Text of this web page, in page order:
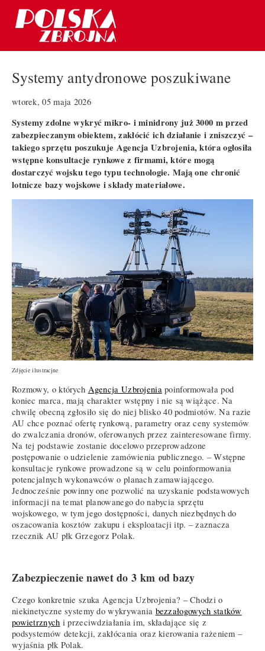
Systemy antydronowe poszukiwane
wtorek, 05 maja 2026
Systemy zdolne wykryć mikro- i minidrony już 3000 m przed
zabezpieczanym obiektem, zakłócić ich działanie i zniszczyć –
takiego sprzętu poszukuje Agencja Uzbrojenia, która ogłosiła
wstępne konsultacje rynkowe z firmami, które mogą
dostarczyć wojsku tego typu technologie. Mają one chronić
lotnicze bazy wojskowe i składy materiałowe.
Zdjęcie ilustracjne
Rozmowy, o których Agencja Uzbrojenia poinformowała pod
koniec marca, mają charakter wstępny i nie są wiążące. Na
chwilę obecną zgłosiło się do niej blisko 40 podmiotów. Na razie
AU chce poznać ofertę rynkową, parametry oraz ceny systemów
do zwalczania dronów, oferowanych przez zainteresowane firmy.
Na tej podstawie zostanie docelowo przeprowadzone
postępowanie o udzielenie zamówienia publicznego. – Wstępne
konsultacje rynkowe prowadzone są w celu poinformowania
potencjalnych wykonawców o planach zamawiającego.
Jednocześnie powinny one pozwolić na uzyskanie podstawowych
informacji na temat planowanego do nabycia sprzętu
wojskowego, w tym jego dostępności, danych niezbędnych do
oszacowania kosztów zakupu i eksploatacji itp. – zaznacza
rzecznik AU płk Grzegorz Polak.
Zabezpieczenie nawet do 3 km od bazy
Czego konkretnie szuka Agencja Uzbrojenia? – Chodzi o
niekinetyczne systemy do wykrywania bezzałogowych statków
powietrznych i przeciwdziałania im, składające się z
podsystemów detekcji, zakłócania oraz kierowania rażeniem –
wyjaśnia płk Polak.